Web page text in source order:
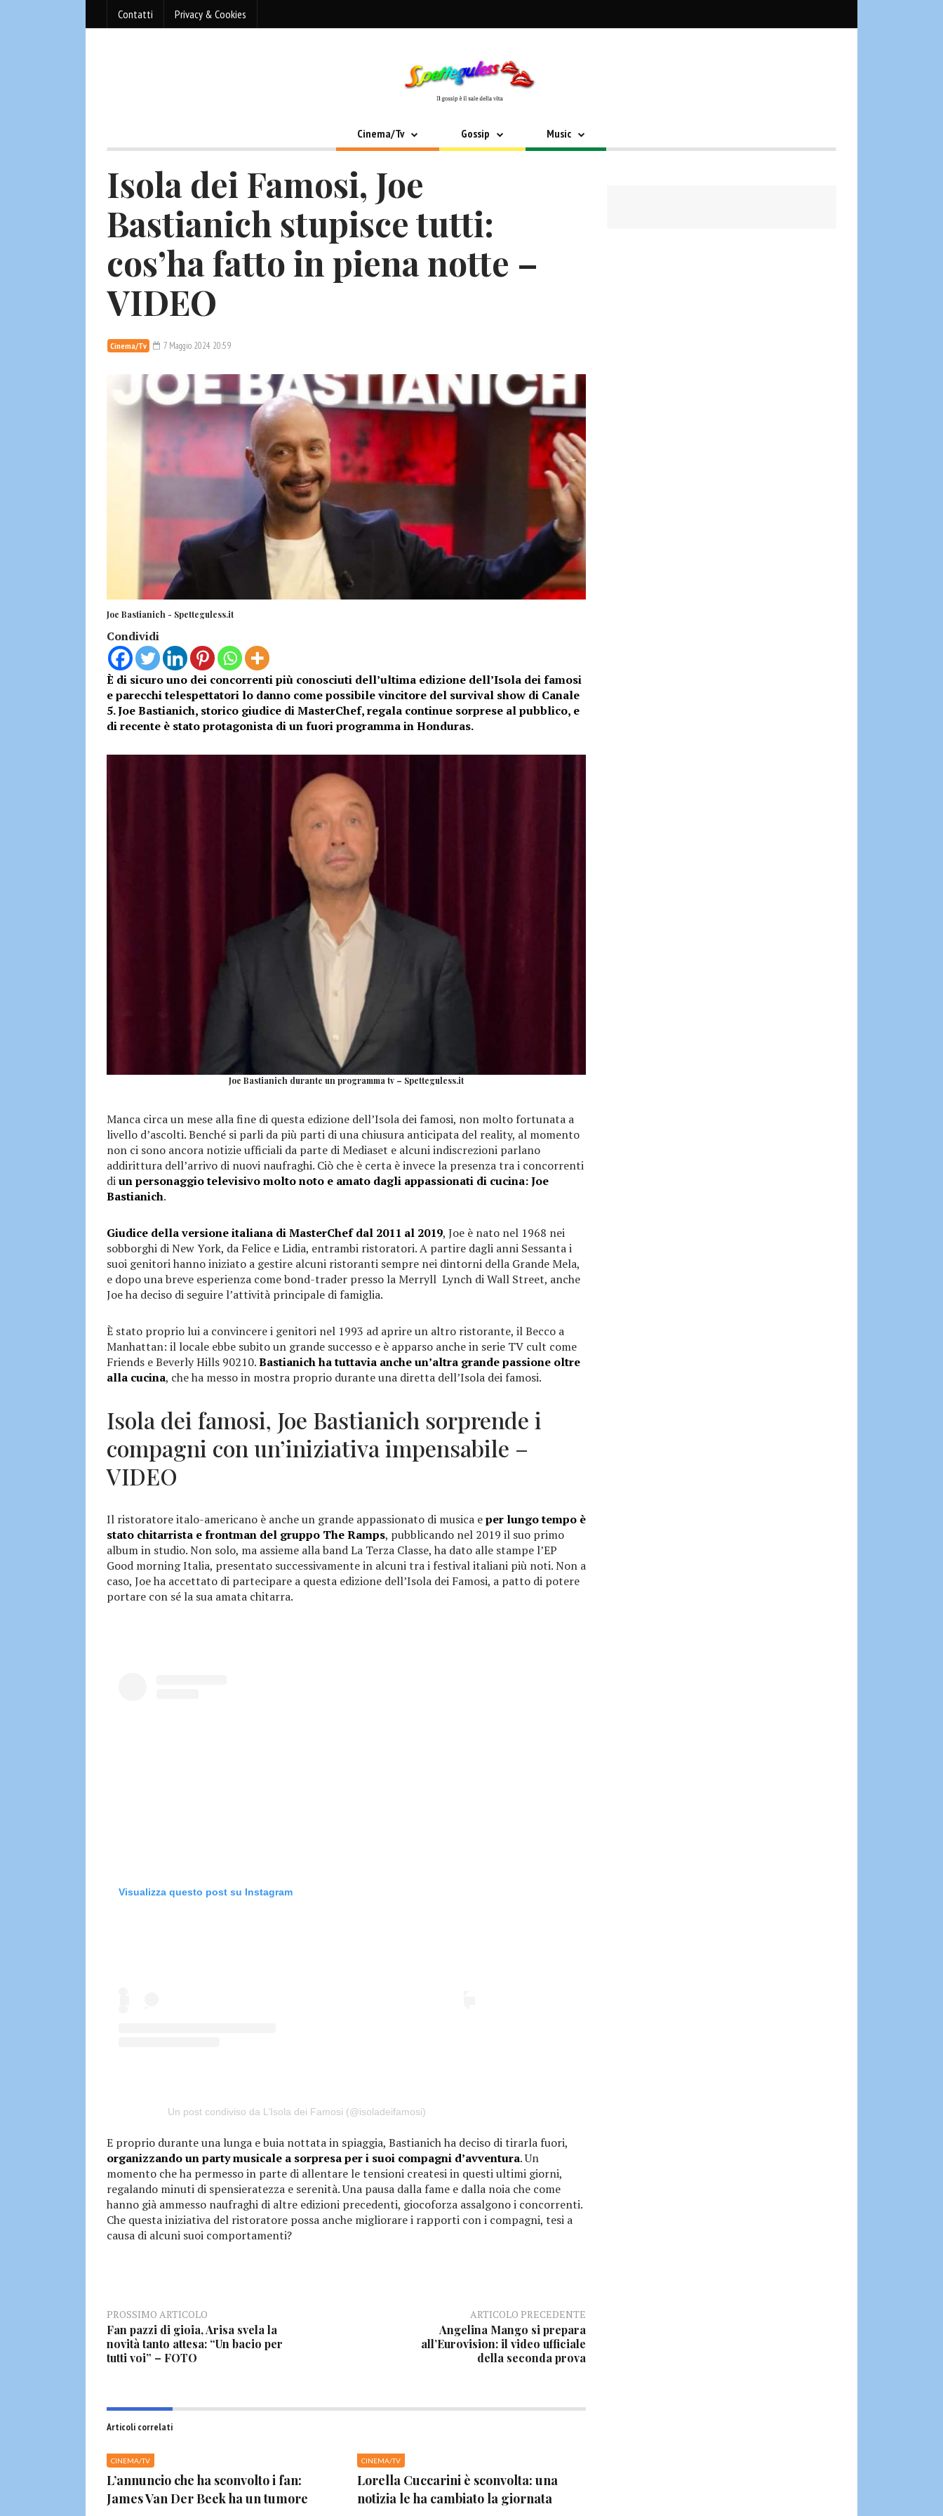
Contatti Privacy & Cookies
Cinema/Tv Gossip Music
Isola dei Famosi, Joe
Bastianich stupisce tutti:
cos’ha fatto in piena notte –
VIDEO
Cinema/Tv 7 Maggio 2024 20:59
Joe Bastianich - Spetteguless.it
Condividi
È di sicuro uno dei concorrenti più conosciuti dell’ultima edizione dell’Isola dei famosi
e parecchi telespettatori lo danno come possibile vincitore del survival show di Canale
5. Joe Bastianich, storico giudice di MasterChef, regala continue sorprese al pubblico, e
di recente è stato protagonista di un fuori programma in Honduras.
Joe Bastianich durante un programma tv – Spetteguless.it
Manca circa un mese alla fine di questa edizione dell’Isola dei famosi, non molto fortunata a
livello d’ascolti. Benché si parli da più parti di una chiusura anticipata del reality, al momento
non ci sono ancora notizie ufficiali da parte di Mediaset e alcuni indiscrezioni parlano
addirittura dell’arrivo di nuovi naufraghi. Ciò che è certa è invece la presenza tra i concorrenti
diun personaggio televisivo molto noto e amato dagli appassionati di cucina: Joe
Bastianich.
Giudice della versione italiana di MasterChef dal 2011 al 2019, Joe è nato nel 1968 nei
sobborghi di New York, da Felice e Lidia, entrambi ristoratori. A partire dagli anni Sessanta i
suoi genitori hanno iniziato a gestire alcuni ristoranti sempre nei dintorni della Grande Mela,
e dopo una breve esperienza come bond-trader presso la Merryll Lynch di Wall Street, anche
Joe ha deciso di seguire l’attività principale di famiglia.
È stato proprio lui a convincere i genitori nel 1993 ad aprire un altro ristorante, il Becco a
Manhattan: il locale ebbe subito un grande successo e è apparso anche in serie TV cult come
Friends e Beverly Hills 90210.Bastianich ha tuttavia anche un’altra grande passione oltre
alla cucina, che ha messo in mostra proprio durante una diretta dell’Isola dei famosi.
Isola dei famosi, Joe Bastianich sorprende i
compagni con un’iniziativa impensabile –
VIDEO
Il ristoratore italo-americano è anche un grande appassionato di musica eper lungo tempo è
stato chitarrista e frontman del gruppo The Ramps, pubblicando nel 2019 il suo primo
album in studio. Non solo, ma assieme alla band La Terza Classe, ha dato alle stampe l’EP
Good morning Italia, presentato successivamente in alcuni tra i festival italiani più noti. Non a
caso, Joe ha accettato di partecipare a questa edizione dell’Isola dei Famosi, a patto di potere
portare con sé la sua amata chitarra.
Visualizza questo post su Instagram
Un post condiviso da L’Isola dei Famosi (@isoladeifamosi)
E proprio durante una lunga e buia nottata in spiaggia, Bastianich ha deciso di tirarla fuori,
organizzando un party musicale a sorpresa per i suoi compagni d’avventura. Un
momento che ha permesso in parte di allentare le tensioni createsi in questi ultimi giorni,
regalando minuti di spensieratezza e serenità. Una pausa dalla fame e dalla noia che come
hanno già ammesso naufraghi di altre edizioni precedenti, giocoforza assalgono i concorrenti.
Che questa iniziativa del ristoratore possa anche migliorare i rapporti con i compagni, tesi a
causa di alcuni suoi comportamenti?
PROSSIMO ARTICOLO
Fan pazzi di gioia, Arisa svela la
novità tanto attesa: “Un bacio per
tutti voi” – FOTO
ARTICOLO PRECEDENTE
Angelina Mango si prepara
all’Eurovision: il video ufficiale
della seconda prova
Articoli correlati
CINEMA/TV
L’annuncio che ha sconvolto i fan:
James Van Der Beek ha un tumore
CINEMA/TV
Lorella Cuccarini è sconvolta: una
notizia le ha cambiato la giornata